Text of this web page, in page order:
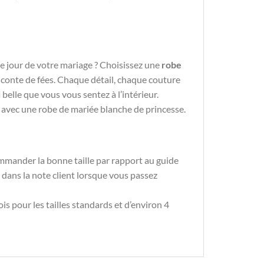
de votre mariage ? Choisissez une robe
de fées. Chaque détail, chaque couture
que vous vous sentez à l’intérieur.
une robe de mariée blanche de princesse.
la bonne taille par rapport au guide
la note client lorsque vous passez
pour les tailles standards et d’environ 4